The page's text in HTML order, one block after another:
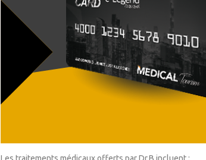
Les traitements médicaux offerts par Dr.B incluent :